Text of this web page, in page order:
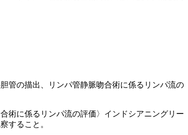
管の描出、リンパ管静脈吻合術に係るリンパ流の
術に係るリンパ流の評価〉インドシアニングリー
すること。